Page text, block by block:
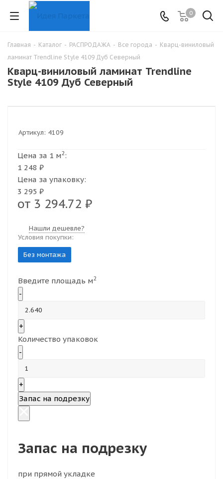
0
Главная - Каталог - РАСПРОДАЖА - Все города - Кварц-виниловый
ламинат Trendline Style 4109 Дуб Северный
Кварц-виниловый ламинат Trendline
Style 4109 Дуб Северный
Артикул: 4109
Цена за 1 м2:
1 248 ₽
Цена за упаковку:
3 295 ₽
от 3 294.72 ₽
Нашли дешевле?
Условия покупки:
Без монтажа
Введите площадь м2
-
+
Количество упаковок
-
+
Запас на подрезку
Запас на подрезку
при прямой укладке